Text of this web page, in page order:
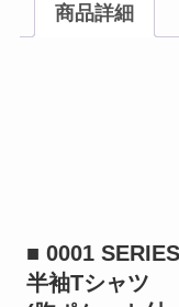
商品詳細
■ 0001 SERIES
半袖Tシャツ